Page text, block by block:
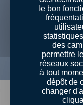
Afficher
le bon
des
permettre
réseaux
à tout
dépôt de
changer